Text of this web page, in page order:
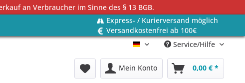
an Verbraucher im Sinne des § 13 BGB.
Express- / Kurierversand möglich
Versandkostenfrei ab 100€
Deutsch Service/Hilfe
Mein Konto 0,00 € *